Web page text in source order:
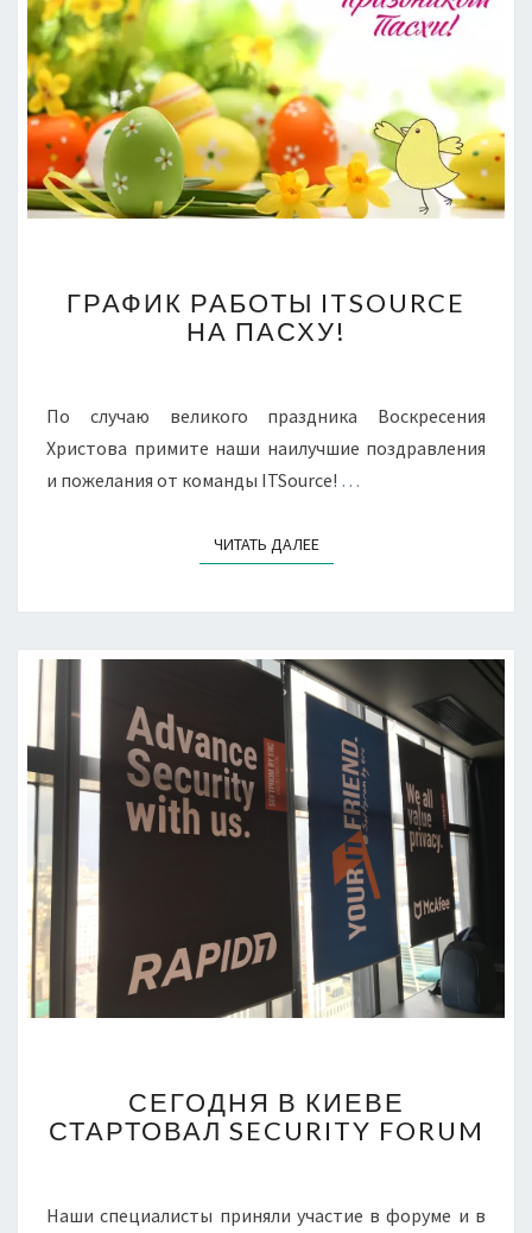
РАБОТЫ
ITSOURCE
ГРАФИК РАБОТЫ ITSOURCE
НА ПАСХУ!
По случаю великого праздника Воскресения
Христова примите наши наилучшие поздравления
и пожелания от команды ITSource! …
ЧИТАТЬ ДАЛЕЕЧИТАТЬ ДАЛЕЕ
В
КИЕВЕ
СЕГОДНЯ В КИЕВЕ
СТАРТОВАЛ SECURITY FORUM
Наши специалисты приняли участие в форуме и в